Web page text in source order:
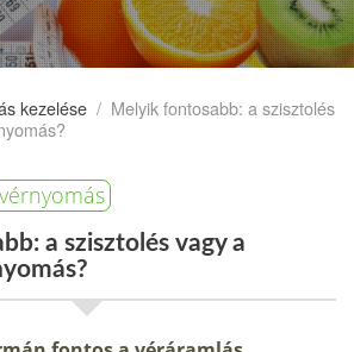
kezelése / Melyik fontosabb: a szisztolés
vérnyomás
a szisztolés vagy a